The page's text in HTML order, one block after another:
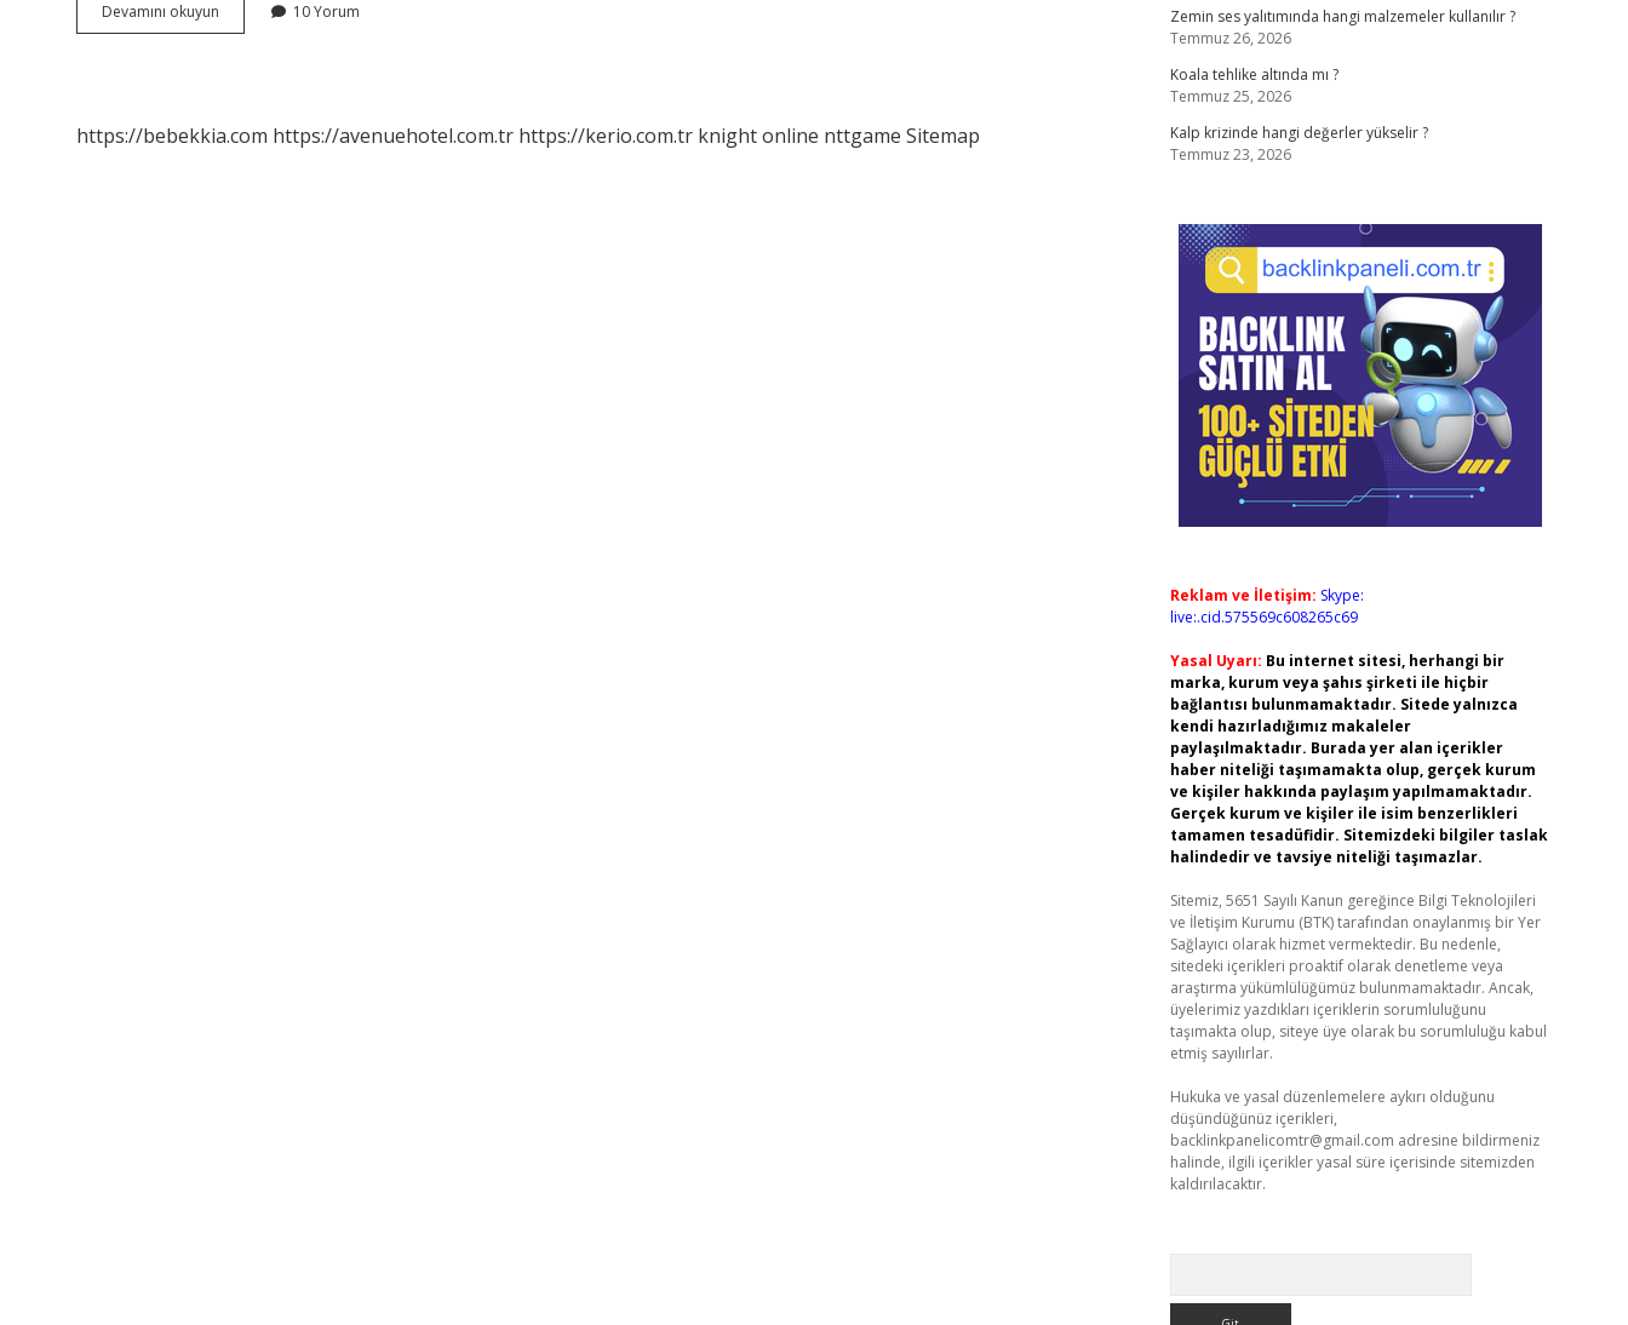
Devamını okuyun
Bebeğin
10 Yorum
https://bebekkia.com https://avenuehotel.com.tr https://kerio.com.tr knight online nttgame Sitemap
Zemin ses yalıtımında hangi malzemeler kullanılır ?
Temmuz 26, 2026
Koala tehlike altında mı ?
Temmuz 25, 2026
Kalp krizinde hangi değerler yükselir ?
Temmuz 23, 2026
Reklam ve İletişim: Skype:
live:.cid.575569c608265c69
Yasal Uyarı: Bu internet sitesi, herhangi bir
marka, kurum veya şahıs şirketi ile hiçbir
bağlantısı bulunmamaktadır. Sitede yalnızca
kendi hazırladığımız makaleler
paylaşılmaktadır. Burada yer alan içerikler
haber niteliği taşımamakta olup, gerçek kurum
ve kişiler hakkında paylaşım yapılmamaktadır.
Gerçek kurum ve kişiler ile isim benzerlikleri
tamamen tesadüfidir. Sitemizdeki bilgiler taslak
halindedir ve tavsiye niteliği taşımazlar.
Sitemiz, 5651 Sayılı Kanun gereğince Bilgi Teknolojileri
ve İletişim Kurumu (BTK) tarafından onaylanmış bir Yer
Sağlayıcı olarak hizmet vermektedir. Bu nedenle,
sitedeki içerikleri proaktif olarak denetleme veya
araştırma yükümlülüğümüz bulunmamaktadır. Ancak,
üyelerimiz yazdıkları içeriklerin sorumluluğunu
taşımakta olup, siteye üye olarak bu sorumluluğu kabul
etmiş sayılırlar.
Hukuka ve yasal düzenlemelere aykırı olduğunu
düşündüğünüz içerikleri,
backlinkpanelicomtr@gmail.com adresine bildirmeniz
halinde, ilgili içerikler yasal süre içerisinde sitemizden
kaldırılacaktır.